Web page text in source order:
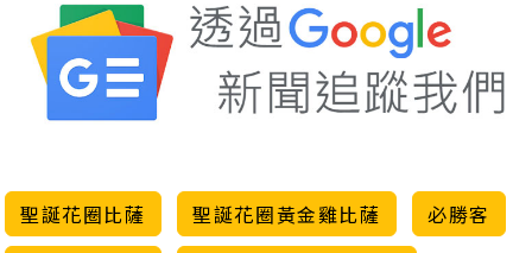
聖誕花圈比薩 聖誕花圈黃金雞比薩
必勝客